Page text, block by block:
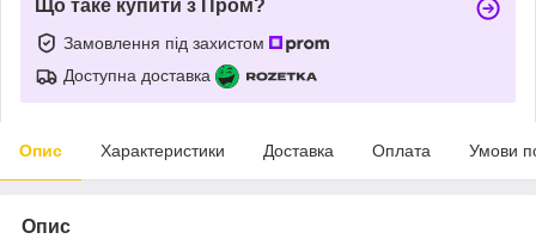
Що таке купити з Пром?
Замовлення під захистом
Доступна доставка
Опис Характеристики Доставка Оплата Умови
Опис